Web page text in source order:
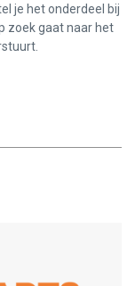
je het onderdeel bij
zoek gaat naar het